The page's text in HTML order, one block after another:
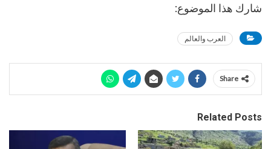
شارك هذا الموضوع:
العرب والعالم
Share
Related Posts